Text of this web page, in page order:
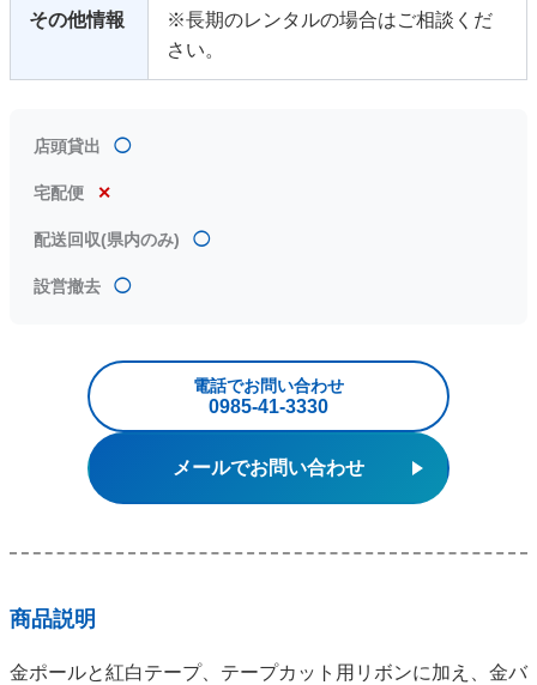
その他情報
※長期のレンタルの場合はご相談くだ
さい。
店頭貸出 ◯
宅配便 ✕
配送回収(県内のみ) ◯
設営撤去 ◯
電話でお問い合わせ
0985‐41‐3330
メールでお問い合わせ
商品説明
金ポールと紅白テープ、テープカット用リボンに加え、金バ